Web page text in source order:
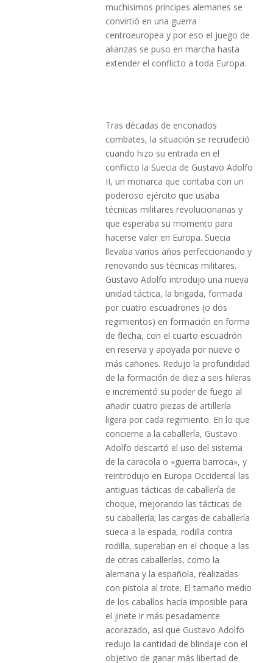
muchisimos príncipes alemanes se
convirtió en una guerra
centroeuropea y por eso el juego de
alianzas se puso en marcha hasta
extender el conflicto a toda Europa.
Tras décadas de enconados
combates, la situación se recrudeció
cuando hizo su entrada en el
conflicto la Suecia de Gustavo Adolfo
II, un monarca que contaba con un
poderoso ejército que usaba
técnicas militares revolucionarias y
que esperaba su momento para
hacerse valer en Europa. Suecia
llevaba varios años perfeccionando y
renovando sus técnicas militares.
Gustavo Adolfo introdujo una nueva
unidad táctica, la brigada, formada
por cuatro escuadrones (o dos
regimientos) en formación en forma
de flecha, con el cuarto escuadrón
en reserva y apoyada por nueve o
más cañones. Redujo la profundidad
de la formación de diez a seis hileras
e incrementó su poder de fuego al
añadir cuatro piezas de artillería
ligera por cada regimiento. En lo que
concierne a la caballería, Gustavo
Adolfo descartó el uso del sistema
de la caracola o «guerra barroca», y
reintrodujo en Europa Occidental las
antiguas tácticas de caballería de
choque, mejorando las tácticas de
su caballería; las cargas de caballería
sueca a la espada, rodilla contra
rodilla, superaban en el choque a las
de otras caballerías, como la
alemana y la española, realizadas
con pistola al trote. El tamaño medio
de los caballos hacía imposible para
el jinete ir más pesadamente
acorazado, así que Gustavo Adolfo
redujo la cantidad de blindaje con el
objetivo de ganar más libertad de